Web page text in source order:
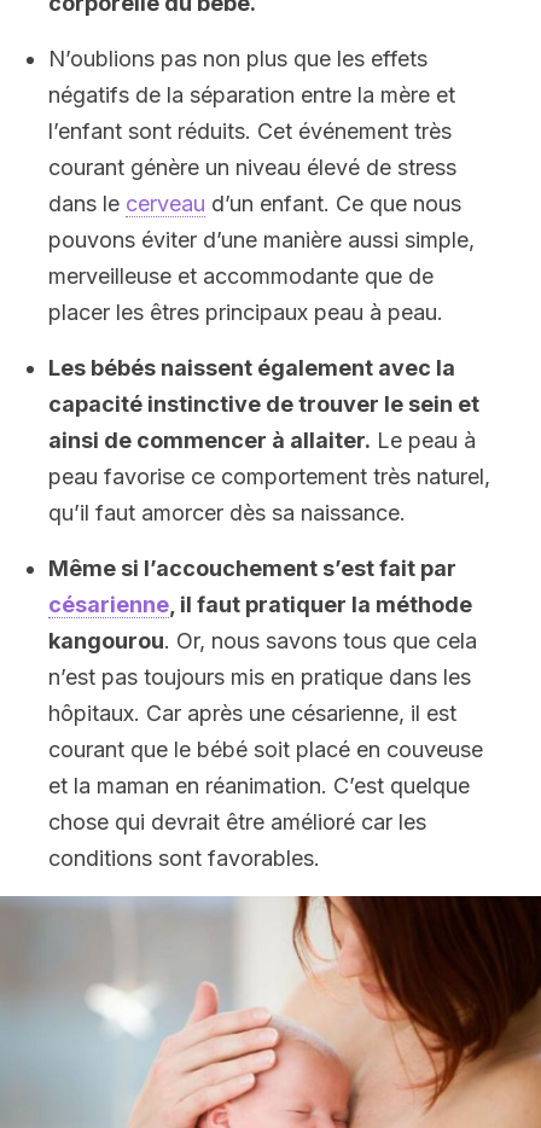
N’oublions pas non plus que les effets
négatifs de la séparation entre la mère et
l’enfant sont réduits. Cet événement très
courant génère un niveau élevé de stress
dans le cerveau d’un enfant. Ce que nous
pouvons éviter d’une manière aussi simple,
merveilleuse et accommodante que de
placer les êtres principaux peau à peau.
Les bébés naissent également avec la
capacité instinctive de trouver le sein et
ainsi de commencer à allaiter. Le peau à
peau favorise ce comportement très naturel,
qu’il faut amorcer dès sa naissance.
Même si l’accouchement s’est fait par
césarienne , il faut pratiquer la méthode
kangourou. Or, nous savons tous que cela
n’est pas toujours mis en pratique dans les
hôpitaux. Car après une césarienne, il est
courant que le bébé soit placé en couveuse
et la maman en réanimation. C’est quelque
chose qui devrait être amélioré car les
conditions sont favorables.